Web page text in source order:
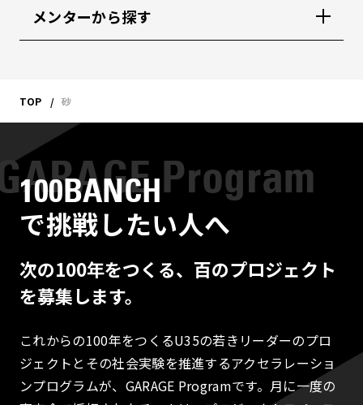
メンターから探す
TOP 砂
100BANCH
で挑戦したい人へ
次の100年をつくる、百のプロジェクト
を募集します。
これからの100年をつくるU35の若きリーダーのプロ
ジェクトとその社会実験を推進するアクセラレーショ
ンプログラムが、GARAGE Programです。月に一度の